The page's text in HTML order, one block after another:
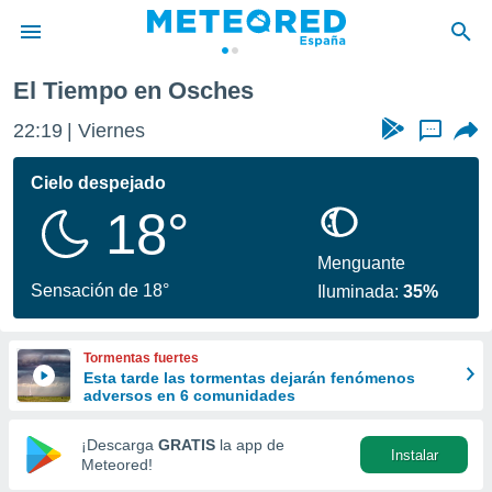
de
por
se
calidad.
a este
las
y
forma
digital
basada
El Tiempo en Osches
22:19 Viernes ...
Cielo despejado
18°
Sensación de 18°
Menguante
Iluminada:35%
Tormentas fuertes
Esta tarde las tormentas dejarán fenómenos
adversos en 6 comunidades
¡Descarga GRATIS la app de
Meteored!
Instalar